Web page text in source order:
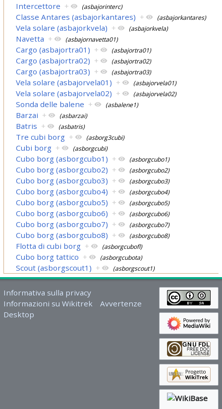
Intercettore + (asbajorinterc)
Classe Antares (asbajorkantares) + (asbajorkantares)
Vela solare (asbajorkvela) + (asbajorkvela)
Navetta + (asbajornavetta01)
Cargo (asbajortra01) + (asbajortra01)
Cargo (asbajortra02) + (asbajortra02)
Cargo (asbajortra03) + (asbajortra03)
Vela solare (asbajorvela01) + (asbajorvela01)
Vela solare (asbajorvela02) + (asbajorvela02)
Sonda delle balene + (asbalene1)
Barzai + (asbarzai)
Batris + (asbatris)
Tre cubi borg + (asborg3cubi)
Cubi borg + (asborgcubi)
Cubo borg (asborgcubo1) + (asborgcubo1)
Cubo borg (asborgcubo2) + (asborgcubo2)
Cubo borg (asborgcubo3) + (asborgcubo3)
Cubo borg (asborgcubo4) + (asborgcubo4)
Cubo borg (asborgcubo5) + (asborgcubo5)
Cubo borg (asborgcubo6) + (asborgcubo6)
Cubo borg (asborgcubo7) + (asborgcubo7)
Cubo borg (asborgcubo8) + (asborgcubo8)
Flotta di cubi borg + (asborgcubofl)
Cubo borg tattico + (asborgcubota)
Scout (asborgscout1) + (asborgscout1)
Informativa sulla privacy
Informazioni su Wikitrek
Avvertenze
Desktop